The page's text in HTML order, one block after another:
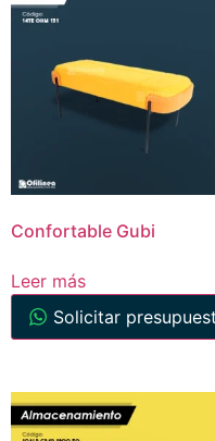
Confortable Gubi
Leer más
Solicitar